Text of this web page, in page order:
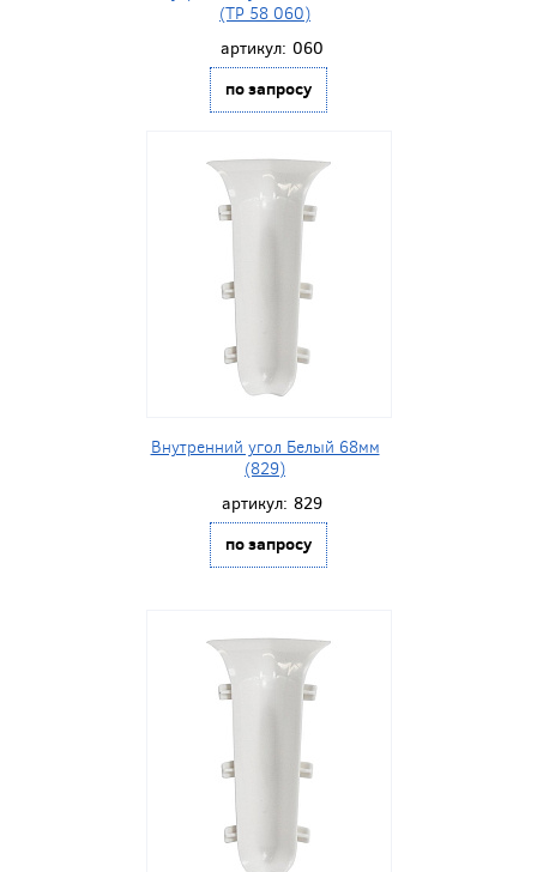
(ТР 58 060)
артикул: 060
по запросу
Внутренний угол Белый 68мм
(829)
артикул: 829
по запросу